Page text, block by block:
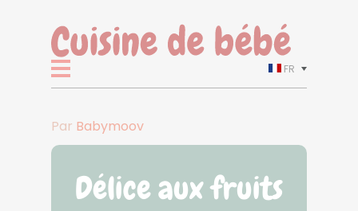
FR
Par Babymoov
Délice aux fruits